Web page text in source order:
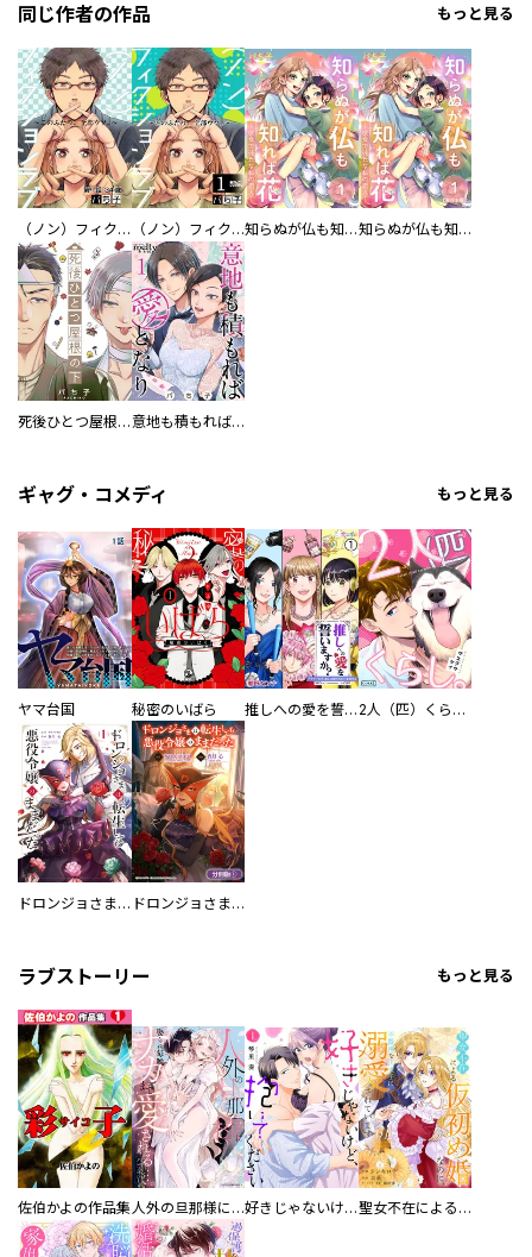
同じ作者の作品 もっと見る
（ノン）フィクションラブ～このふたり、全部ウソ。～ 分冊版 （ノン）フィクションラブ～このふたり、全部ウソ。～ 知らぬが仏も知れば花～彼女で彼氏な私の恋人～ 知らぬが仏も知れば花～彼女で彼氏な私の恋人～ 単行本版
死後ひとつ屋根の下 意地も積もれば愛となり
ギャグ・コメディ もっと見る
ヤマ台国 秘密のいばら 推しへの愛を誓いますか？～アラサー女子、推しは逃げぬが人生逃げる～ 2人（匹）くらし。
ドロンジョさまは転生しても悪役令嬢のままだった ドロンジョさまは転生しても悪役令嬢のままだった【分冊版】
ラブストーリー もっと見る
佐伯かよの作品集 人外の旦那様に娶られ毎晩ナカまで愛される…。アンソロジー 好きじゃないけど、抱いてください【電子単行本版／特典おまけ付き】 聖女不在による仮初め婚なのに、不器用な王太子に溺愛されています【電子単行本版／特典おまけ付き】